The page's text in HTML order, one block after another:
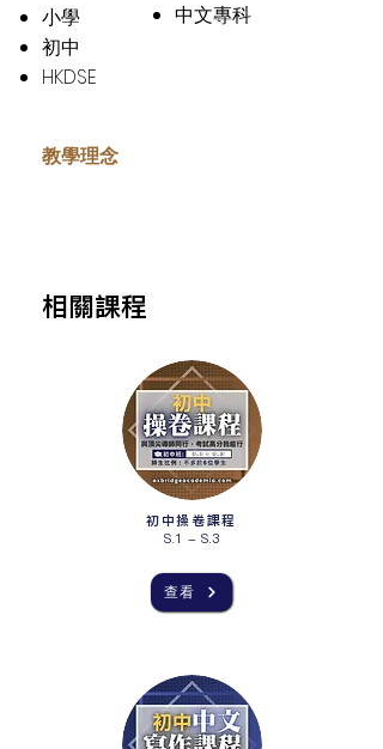
小學
初中
HKDSE
中文專科
教學理念
​相關課程
初中操卷課程
S.1 - S.3
查看